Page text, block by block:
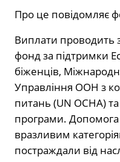
Про це повідомляє
Виплати проводить
фонд за підтримки
біженців,
Управління ООН з
питань (UN OCHA)
програми. Допомога
вразливим
постраждали від